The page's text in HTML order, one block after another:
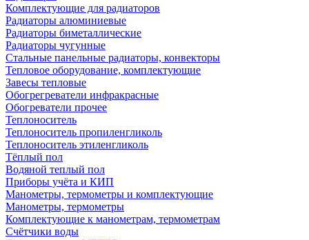
Комплектующие для радиаторов
Радиаторы алюминиевые
Радиаторы биметаллические
Радиаторы чугунные
Стальные панельные радиаторы, конвекторы
Тепловое оборудование, комплектующие
Завесы тепловые
Обогрегреватели инфракрасные
Обогреватели прочее
Теплоноситель
Теплоноситель пропиленгликоль
Теплоноситель этиленгликоль
Тёплый пол
Водяной теплый пол
Приборы учёта и КИП
Манометры, термометры и комплектующие
Манометры, термометры
Комплектующие к манометрам, термометрам
Счётчики воды